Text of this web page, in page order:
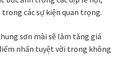
các sự kiện quan trọng.
sơn mài sẽ làm tăng giá
nhấn tuyệt vời trong không